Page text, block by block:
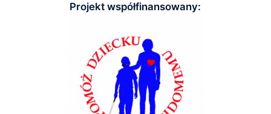
Projekt współfinansowany: